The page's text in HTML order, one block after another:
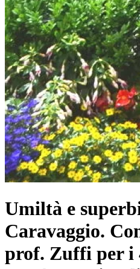
Umiltà e
Caravaggio.
prof. Zuffi per i